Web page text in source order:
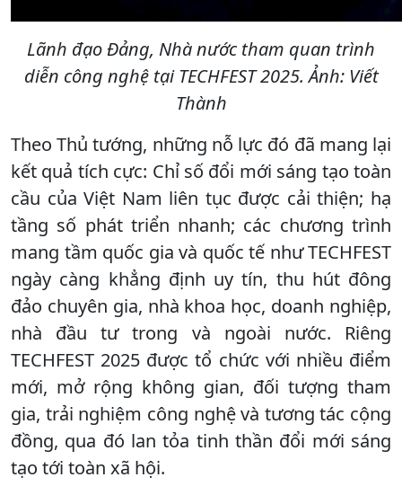
Lãnh đạo Đảng, Nhà nước tham quan trình
diễn công nghệ tại TECHFEST 2025. Ảnh: Viết
Thành
Theo Thủ tướng, những nỗ lực đó đã mang lại
kết quả tích cực: Chỉ số đổi mới sáng tạo toàn
cầu của Việt Nam liên tục được cải thiện; hạ
tầng số phát triển nhanh; các chương trình
mang tầm quốc gia và quốc tế như TECHFEST
ngày càng khẳng định uy tín, thu hút đông
đảo chuyên gia, nhà khoa học, doanh nghiệp,
nhà đầu tư trong và ngoài nước. Riêng
TECHFEST 2025 được tổ chức với nhiều điểm
mới, mở rộng không gian, đối tượng tham
gia, trải nghiệm công nghệ và tương tác cộng
đồng, qua đó lan tỏa tinh thần đổi mới sáng
tạo tới toàn xã hội.